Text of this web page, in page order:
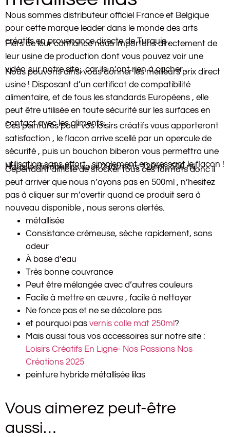
Nous sommes distributeur officiel France et Belgique
pour cette marque leader dans le monde des arts
créatifs en provenance directe de Turquie .
Fiers de leur confiance nous importons directement de
leur usine de production dont vous pouvez voir une
vidéo sur notre site , car ils n’ont rien à cacher .
Nous pouvons ainsi vous donner les meilleurs prix direct
usine ! Disposant d’un certificat de compatibilité
alimentaire, et de tous les standards Européens , elle
peut être utilisée en toute sécurité sur les surfaces en
contact avec les aliments.
Ces peintures pour vos loisirs créatifs vous apporteront
satisfaction , le flacon arrive scellé par un opercule de
sécurité , puis un bouchon biberon vous permettra une
utilisation sans effort , simplement en pressant le flacon !
Nous le distribuons sous 2 formats 120ml , 500 ml .
Cependant difficile de stocker tous ces formats donc il
peut arriver que nous n’ayons pas en 500ml , n’hesitez
pas à cliquer sur m’avertir quand ce produit sera à
nouveau disponible , nous serons alertés.
métallisée
Consistance crémeuse, sèche rapidement, sans
odeur
À base d’eau
Très bonne couvrance
Peut être mélangée avec d’autres couleurs
Facile à mettre en œuvre , facile à nettoyer
Ne fonce pas et ne se décolore pas
et pourquoi pas vernis colle mat 250ml ?
Mais aussi tous vos accessoires sur notre site :
Loisirs Créatifs En Ligne- Nos Passions Nos
Créations 2025
peinture hybride métallisée lilas
Vous aimerez peut-être
aussi…